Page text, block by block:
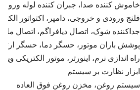
خاموش کننده صدا، جبران کننده لوله
فلنج ورودی و خروجی، دامپر، اکتواتور
جداکننده شوک، اتصال دیافراگم، اتصال
پوشش باران موتور، حسگر دما، حسگر
راه اندازی نرم، اینورتر، موتور الکتریکی
ابزار نظارت بر سیستم
سيستم روغن، مخزن روغن فوق العاده